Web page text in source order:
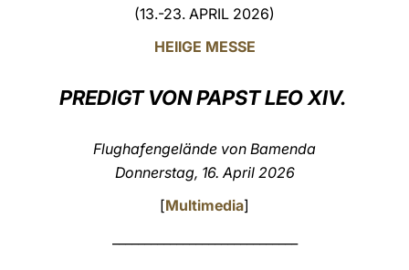
(13.-23. APRIL 2026)
HEIIGE MESSE
PREDIGT VON PAPST LEO XIV.
Flughafengelände von Bamenda
Donnerstag, 16. April 2026
[Multimedia]